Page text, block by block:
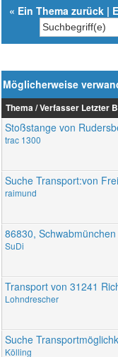
« Ein Thema zurück |
Möglicherweise
Thema / Verfasser Letzter
Stoßstange von
trac 1300
Suche Transport:von
raimund
86830,
SuDi
Transport von 31241
Lohndrescher
Suche
Kölling